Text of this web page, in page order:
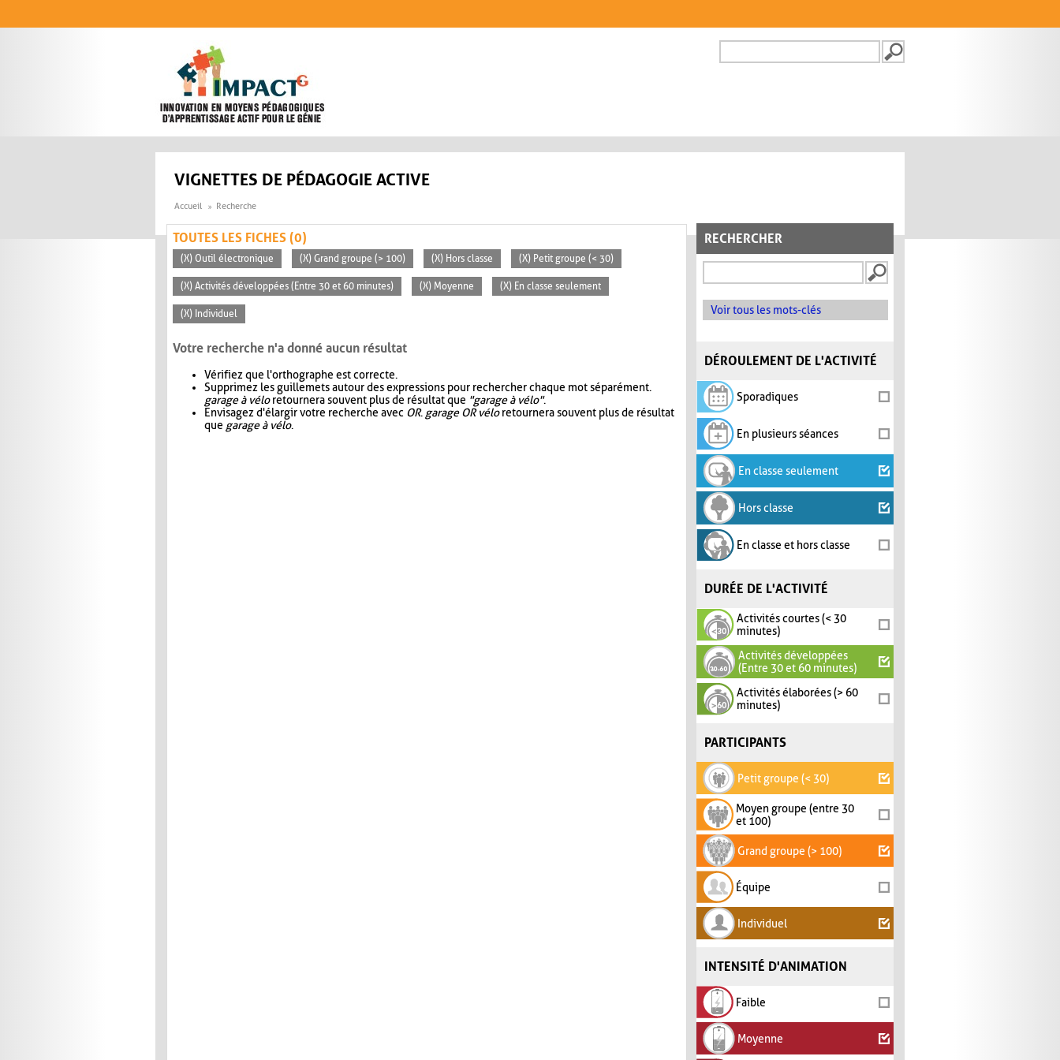
FORMULAIRE DE
VIGNETTES DE PÉDAGOGIE ACTIVE
Accueil Recherche
RECHERCHER
Voir tous les mots-clés
DÉROULEMENT DE L'ACTIVITÉ
Sporadiques
En plusieurs séances
En classe seulement
Hors classe
En classe et hors classe
DURÉE DE L'ACTIVITÉ
Activités courtes (< 30
minutes)
Activités développées
(Entre 30 et 60 minutes)
Activités élaborées (> 60
minutes)
PARTICIPANTS
Petit groupe (< 30)
Moyen groupe (entre 30
et 100)
Grand groupe (> 100)
Équipe
Individuel
INTENSITÉ D'ANIMATION
Faible
Moyenne
TOUTES LES FICHES (0)
(X) Outil électronique (X) Grand groupe (> 100) (X) Hors classe (X) Petit groupe (< 30)
(X) Activités développées (Entre 30 et 60 minutes) (X) Moyenne (X) En classe seulement
(X) Individuel
Votre recherche n'a donné aucun résultat
Vérifiez que l'orthographe est correcte.
Supprimez les guillemets autour des expressions pour rechercher chaque mot séparément.
garage à véloretournera souvent plus de résultat que "garage à vélo".
Envisagez d'élargir votre recherche avec OR. garage OR véloretournera souvent plus de résultat
que garage à vélo.